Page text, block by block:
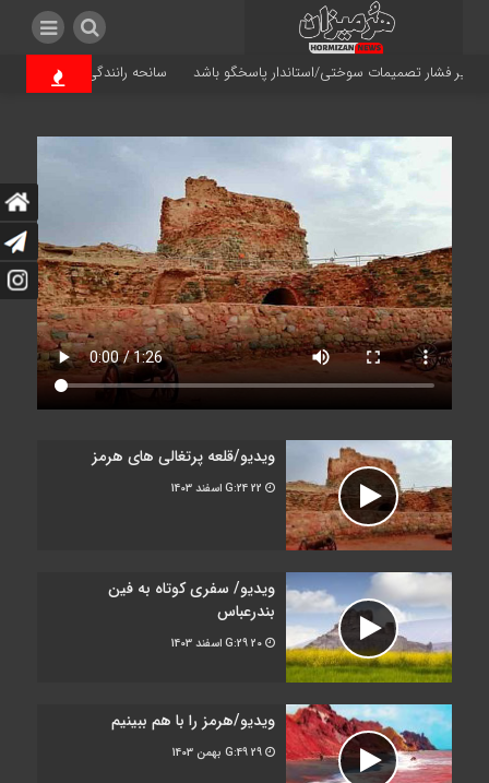
فشار تصمیمات سوختی/استاندار پاسخگو باشد سانحه رانندگی در محور مغوئیه – چارک؛ ۵ نفر
ویدیو/قلعه پرتغالی های هرمز
22 اسفند 1403
ویدیو/ سفری کوتاه به فین
بندرعباس
20 اسفند 1403
ویدیو/هرمز را با هم ببینیم
29 بهمن 1403